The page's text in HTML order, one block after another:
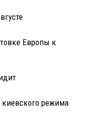
Европы к
киевского режима